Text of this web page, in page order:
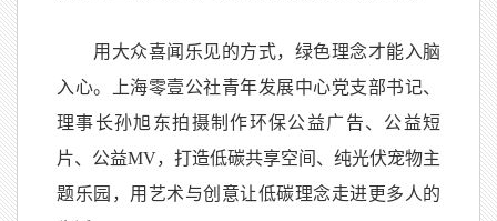
用大众喜闻乐见的方式，绿色理念才能入脑
入心。上海零壹公社青年发展中心党支部书记、
理事长孙旭东拍摄制作环保公益广告、公益短
片、公益MV，打造低碳共享空间、纯光伏宠物主
题乐园，用艺术与创意让低碳理念走进更多人的